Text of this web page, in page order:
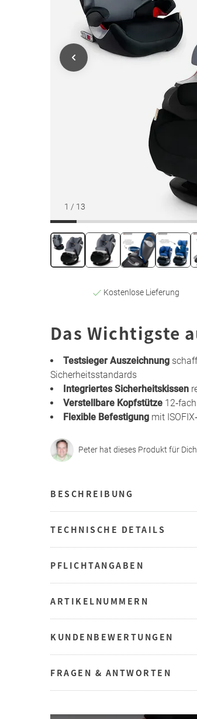
1 / 13
Kostenlose Lieferung
Das Wichtigste
Testsieger Auszeichnung
Sicherheitsstandards
Integriertes Sicherheitskissen
Verstellbare Kopfstütze
Flexible Befestigung mit
Peter hat dieses Produkt für
BESCHREIBUNG
TECHNISCHE DETAILS
PFLICHTANGABEN
ARTIKELNUMMERN
KUNDENBEWERTUNGEN
FRAGEN & ANTWORTEN